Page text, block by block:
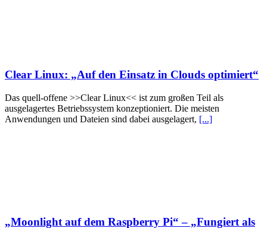
Clear Linux: „Auf den Einsatz in Clouds optimiert“
Das quell-offene >>Clear Linux<< ist zum großen Teil als
ausgelagertes Betriebssystem konzeptioniert. Die meisten
Anwendungen und Dateien sind dabei ausgelagert, [...]
„Moonlight auf dem Raspberry Pi“ – „Fungiert als